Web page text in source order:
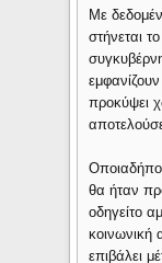
Με
στήνεται
προκύψει
θα ήταν
οδηγείτο
κοινωνική
επιβάλει